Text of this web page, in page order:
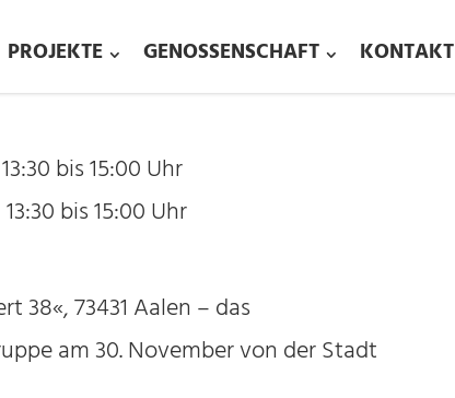
PROJEKTE GENOSSENSCHAFT KONTAKT
bis 15:00 Uhr
bis 15:00 Uhr
38«, 73431 Aalen – das
am 30. November von der Stadt